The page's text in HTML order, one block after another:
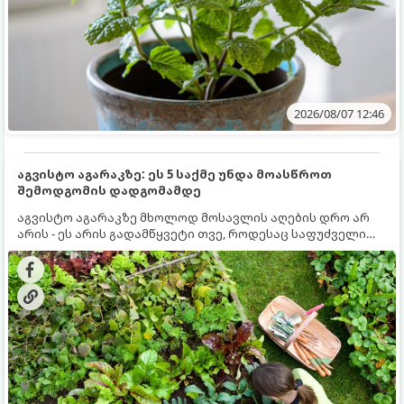
2026/08/07 12:46
აგვისტო აგარაკზე: ეს 5 საქმე უნდა მოასწროთ
შემოდგომის დადგომამდე
აგვისტო აგარაკზე მხოლოდ მოსავლის აღების დრო არ
არის - ეს არის გადამწყვეტი თვე, როდესაც საფუძველი
ეყრება მომავალი წლის მოსავალს და ბაღი მზადდება
შემოდგომა-ზამთრის სეზონისთვის. იმისათვის, რომ
ნიადაგმა ენერგია აღიდგინოს, ხოლო მცენარეებმა
ზამთარს გაუძლონ, აგვისტოს ბოლომდე 5
მნიშვნელოვანი საქმის გაკეთება უნდა მოასწროთ: